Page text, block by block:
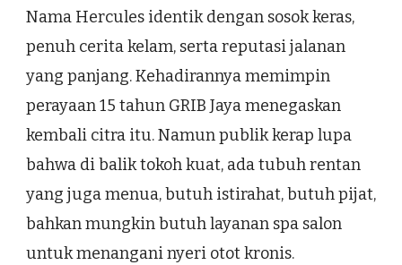
Nama Hercules identik dengan sosok keras,
penuh cerita kelam, serta reputasi jalanan
yang panjang. Kehadirannya memimpin
perayaan 15 tahun GRIB Jaya menegaskan
kembali citra itu. Namun publik kerap lupa
bahwa di balik tokoh kuat, ada tubuh rentan
yang juga menua, butuh istirahat, butuh pijat,
bahkan mungkin butuh layanan spa salon
untuk menangani nyeri otot kronis.